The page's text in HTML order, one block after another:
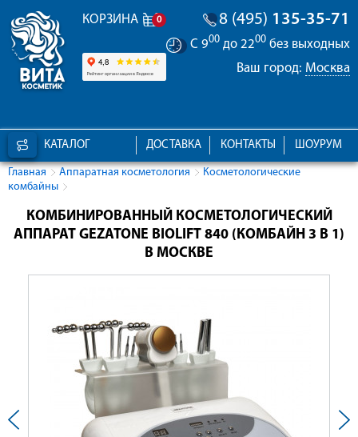
КОРЗИНА 0 8 (495) 135-35-71
С 900 до 2200 без выходных
Ваш город: Москва
КАТАЛОГ ШОУРУМ
КОНТАКТЫ
ДОСТАВКА
Главная Аппаратная косметология
Косметологические
комбайны
КОМБИНИРОВАННЫЙ КОСМЕТОЛОГИЧЕСКИЙ
АППАРАТ GEZATONE BIOLIFT 840 (КОМБАЙН 3 В 1)
В МОСКВЕ